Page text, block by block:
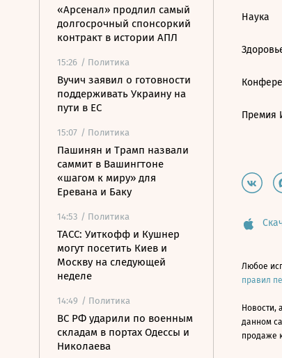
«Арсенал» продлил самый
долгосрочный спонсоркий
контракт в истории АПЛ
15:26 / Политика
Вучич заявил о готовности
поддерживать Украину на
пути в ЕС
15:07 / Политика
Пашинян и Трамп назвали
саммит в Вашингтоне
«шагом к миру» для
Еревана и Баку
14:53 / Политика
ТАСС: Уиткофф и Кушнер
могут посетить Киев и
Москву на следующей
неделе
14:49 / Политика
ВС РФ ударили по военным
складам в портах Одессы и
Николаева
Наука
Премия
Любое
правил
Новости,
данном
продаже